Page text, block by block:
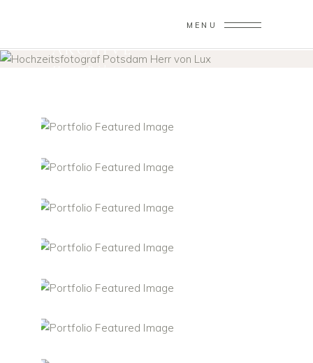
MENU
ARCHIVE
/